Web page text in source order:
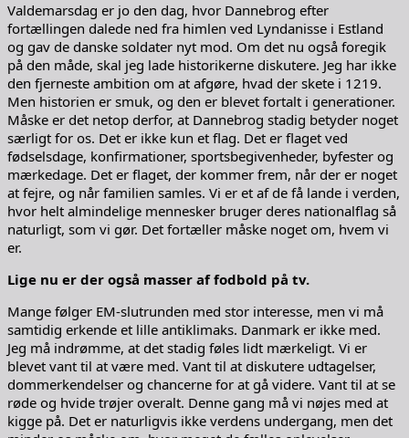
Valdemarsdag er jo den dag, hvor Dannebrog efter
fortællingen dalede ned fra himlen ved Lyndanisse i Estland
og gav de danske soldater nyt mod. Om det nu også foregik
på den måde, skal jeg lade historikerne diskutere. Jeg har ikke
den fjerneste ambition om at afgøre, hvad der skete i 1219.
Men historien er smuk, og den er blevet fortalt i generationer.
Måske er det netop derfor, at Dannebrog stadig betyder noget
særligt for os. Det er ikke kun et flag. Det er flaget ved
fødselsdage, konfirmationer, sportsbegivenheder, byfester og
mærkedage. Det er flaget, der kommer frem, når der er noget
at fejre, og når familien samles. Vi er et af de få lande i verden,
hvor helt almindelige mennesker bruger deres nationalflag så
naturligt, som vi gør. Det fortæller måske noget om, hvem vi
er.
Lige nu er der også masser af fodbold på tv.
Mange følger EM-slutrunden med stor interesse, men vi må
samtidig erkende et lille antiklimaks. Danmark er ikke med.
Jeg må indrømme, at det stadig føles lidt mærkeligt. Vi er
blevet vant til at være med. Vant til at diskutere udtagelser,
dommerkendelser og chancerne for at gå videre. Vant til at se
røde og hvide trøjer overalt. Denne gang må vi nøjes med at
kigge på. Det er naturligvis ikke verdens undergang, men det